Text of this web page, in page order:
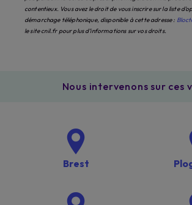
contentieux. Vous avez le droit de vous inscrire sur la liste
démarchage téléphonique, disponible à cette adresse :
le site cnil.fr pour plus d’informations sur vos droits.
Nous intervenons sur ces
Brest